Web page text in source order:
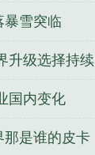
暴雪突临
升级选择持续
国内变化
那是谁的皮卡